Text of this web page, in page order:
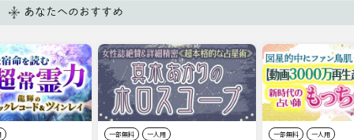
あなたへのおすすめ
一部無料 一人用 一部無料 一人用